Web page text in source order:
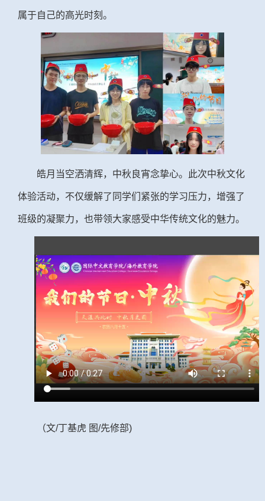
属于自己的高光时刻。
皓月当空洒清辉，中秋良宵念挚心。此次中秋文化
体验活动，不仅缓解了同学们紧张的学习压力，增强了
班级的凝聚力，也带领大家感受中华传统文化的魅力。
（文/ 丁基虎 图/先修部)